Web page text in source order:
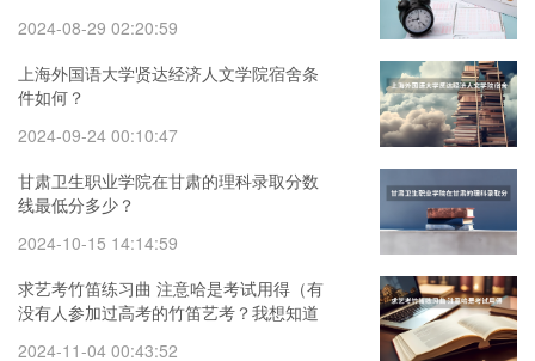
2024-08-29 02:20:59
上海外国语大学贤达经济人文学院宿舍条
件如何？
2024-09-24 00:10:47
甘肃卫生职业学院在甘肃的理科录取分数
线最低分多少？
2024-10-15 14:14:59
求艺考竹笛练习曲 注意哈是考试用得（有
没有人参加过高考的竹笛艺考？我想知道
2024-11-04 00:43:52